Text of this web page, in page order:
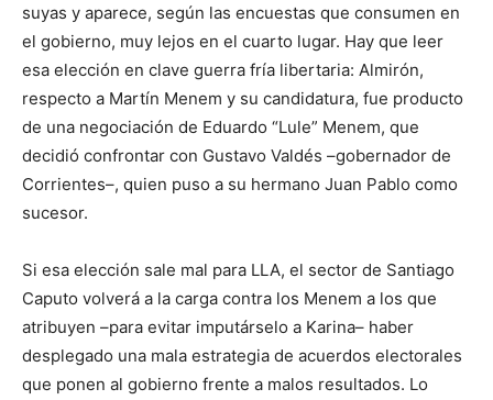
suyas y aparece, según las encuestas que consumen en
el gobierno, muy lejos en el cuarto lugar. Hay que leer
esa elección en clave guerra fría libertaria: Almirón,
respecto a Martín Menem y su candidatura, fue producto
de una negociación de Eduardo “Lule” Menem, que
decidió confrontar con Gustavo Valdés –gobernador de
Corrientes–, quien puso a su hermano Juan Pablo como
sucesor.
Si esa elección sale mal para LLA, el sector de Santiago
Caputo volverá a la carga contra los Menem a los que
atribuyen –para evitar imputárselo a Karina– haber
desplegado una mala estrategia de acuerdos electorales
que ponen al gobierno frente a malos resultados. Lo